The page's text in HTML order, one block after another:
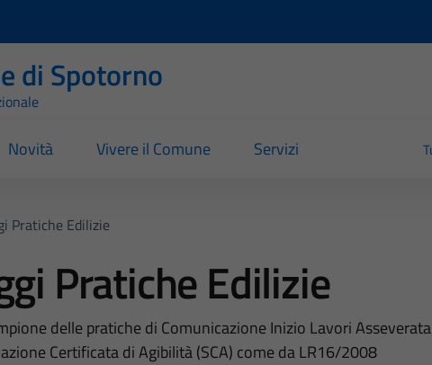
di Spotorno
Novità Vivere il Comune Servizi
Pratiche Edilizie
Pratiche Edilizie
delle pratiche di Comunicazione Inizio Lavori Asseverata
Certificata di Agibilità (SCA) come da LR16/2008